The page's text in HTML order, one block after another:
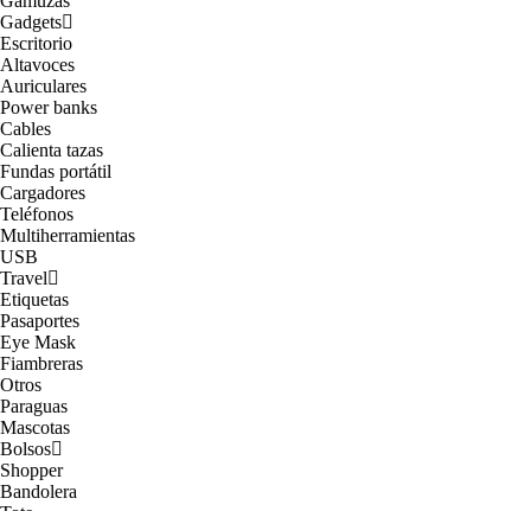
Gadgets
Escritorio
Altavoces
Auriculares
Power banks
Cables
Calienta tazas
Fundas portátil
Cargadores
Teléfonos
Multiherramientas
USB
Travel
Etiquetas
Pasaportes
Eye Mask
Fiambreras
Otros
Paraguas
Mascotas
Bolsos
Shopper
Bandolera